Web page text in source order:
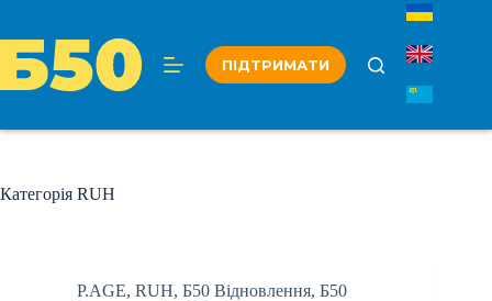
вмісту
ПІДТРИМАТИ
Категорія RUH
P.AGE, RUH, Б50 Відновлення, Б50